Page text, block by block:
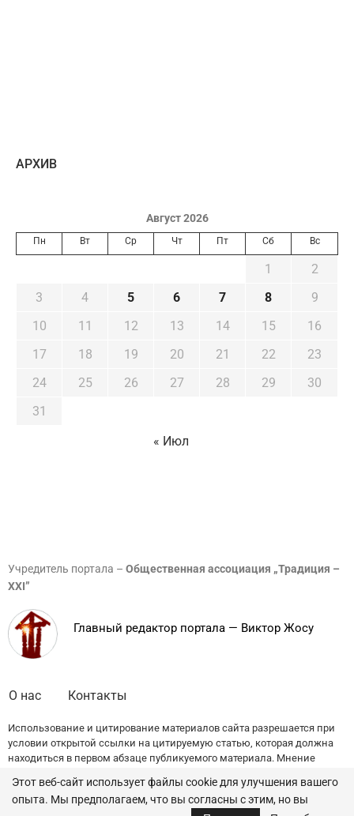
AРХИВ
Август 2026
Пн Вт Ср Чт Пт Сб Вс
1
2
3
4 5 6 7 8
9
10
11 12 13 14 15
16
17
18 19 20 21 22
23
24
25 26 27 28 29
30
31
« Июл
Учредитель портала – Общественная ассоциация „Традиция –
XXI”
Главный редактор портала — Виктор Жосу
О нас Контакты
Использование и цитирование материалов сайта разрешается при
условии открытой ссылки на цитируемую статью, которая должна
находиться в первом абзаце публикуемого материала. Мнение
Этот веб-сайт использует файлы cookie для улучшения вашего
опыта. Мы предполагаем, что вы согласны с этим, но вы